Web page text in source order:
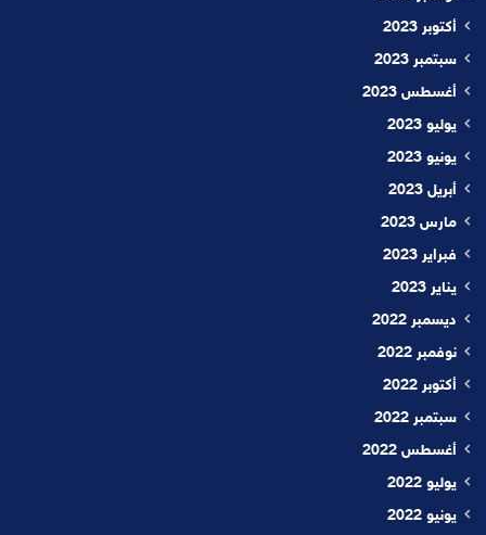
أكتوبر 2023
سبتمبر 2023
أغسطس 2023
يوليو 2023
يونيو 2023
أبريل 2023
مارس 2023
فبراير 2023
يناير 2023
ديسمبر 2022
نوفمبر 2022
أكتوبر 2022
سبتمبر 2022
أغسطس 2022
يوليو 2022
يونيو 2022